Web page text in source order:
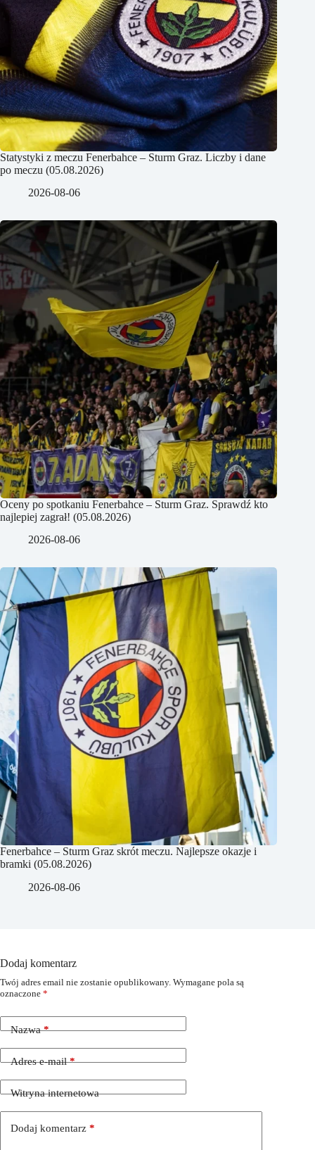
Statystyki z meczu Fenerbahce – Sturm Graz. Liczby i dane
po meczu (05.08.2026)
2026-08-06
Oceny po spotkaniu Fenerbahce – Sturm Graz. Sprawdź kto
najlepiej zagrał! (05.08.2026)
2026-08-06
Fenerbahce – Sturm Graz skrót meczu. Najlepsze okazje i
bramki (05.08.2026)
2026-08-06
Dodaj komentarz
Twój adres email nie zostanie opublikowany. Wymagane pola są
oznaczone *
Nazwa*
Adres e-mail*
Witryna internetowa
Dodaj komentarz *